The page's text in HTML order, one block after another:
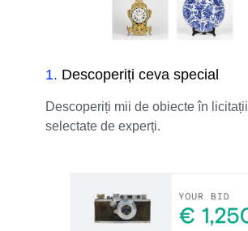
1. Descoperiți ceva special
Descoperiți mii de obiecte în licitații
selectate de experți.